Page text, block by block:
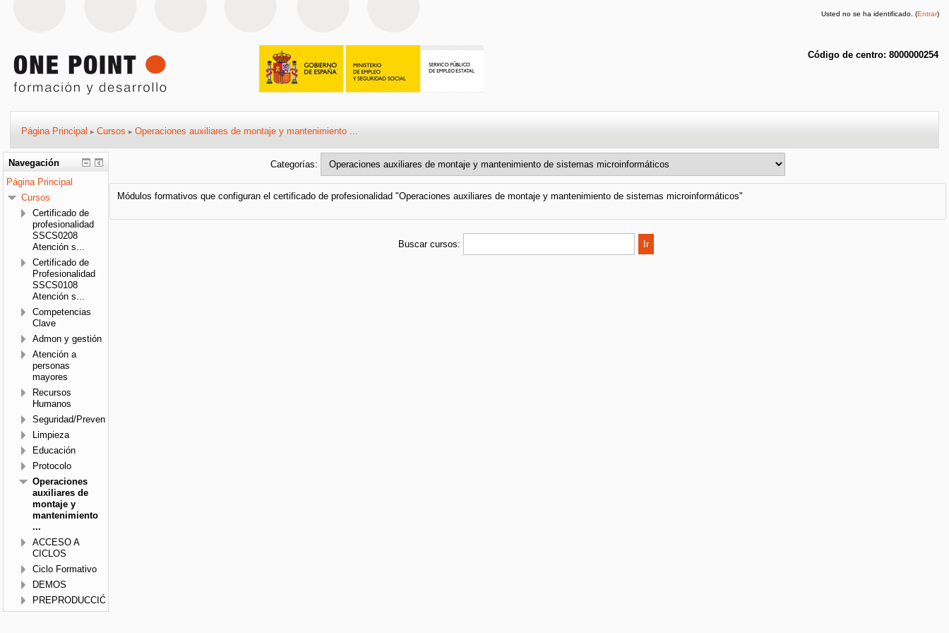
Código de centro: 8000000254
Usted no se ha identificado. (Entrar)
Página Principal ▶ Cursos ▶ Operaciones auxiliares de montaje y mantenimiento ...
Categorías:
Módulos formativos que configuran el certificado de profesionalidad "Operaciones auxiliares de montaje y mantenimiento de sistemas microinformáticos"
Buscar cursos:
Navegación
Página Principal
Cursos
Certificado de
profesionalidad
SSCS0208
Atención s...
Certificado de
Profesionalidad
SSCS0108
Atención s...
Competencias
Clave
Admon y gestión
Atención a
personas
mayores
Recursos
Humanos
Seguridad/Prevención
Limpieza
Educación
Protocolo
Operaciones
auxiliares de
montaje y
mantenimiento
...
ACCESO A
CICLOS
Ciclo Formativo
DEMOS
PREPRODUCCIÓN